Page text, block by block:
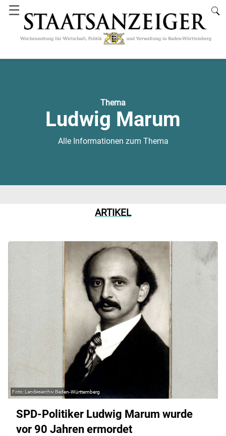
☰
Thema
Ludwig Marum
Alle Informationen zum Thema
ARTIKEL
Landesarchiv Baden-Württemberg
SPD-Politiker Ludwig Marum wurde
vor 90 Jahren ermordet